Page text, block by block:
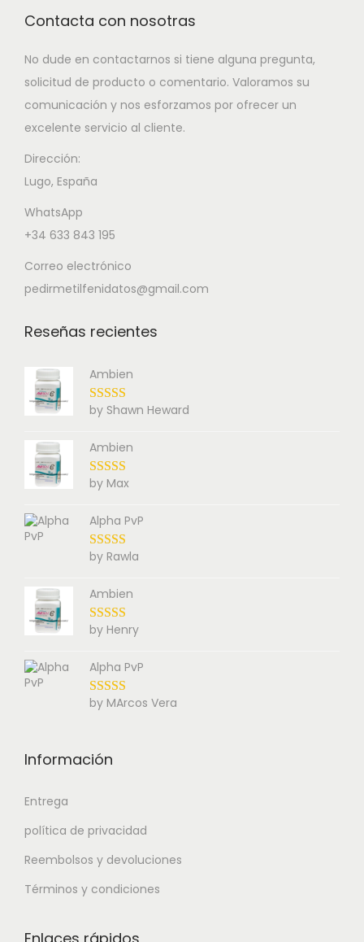
Contacta con nosotras
No dude en contactarnos si tiene alguna pregunta,
solicitud de producto o comentario. Valoramos su
comunicación y nos esforzamos por ofrecer un
excelente servicio al cliente.
Dirección:
Lugo, España
WhatsApp
+34 633 843 195
Correo electrónico
pedirmetilfenidatos@gmail.com
Reseñas recientes
Ambien
by Shawn Heward
Ambien
by Max
Alpha PvP
by Rawla
Ambien
by Henry
Alpha PvP
by MArcos Vera
Información
Entrega
política de privacidad
Reembolsos y devoluciones
Términos y condiciones